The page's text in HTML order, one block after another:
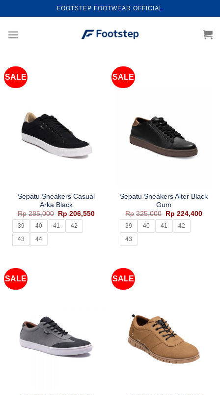
to
content
FOOTSTEP FOOTWEAR OFFICIAL
SALE
Sepatu Sneakers Casual
Arka Black
Rp 285,000
Harga
aslinya
adalah:
Rp285,000.
Rp 206,550Harga
Rp206,550.
39 40 41
42
43
44
SALE
Sepatu Sneakers Alter Black
Gum
Rp 325,000
Harga
aslinya
adalah:
Rp325,000.
Rp 224,400
39 40 41
42
43
SALE SALE